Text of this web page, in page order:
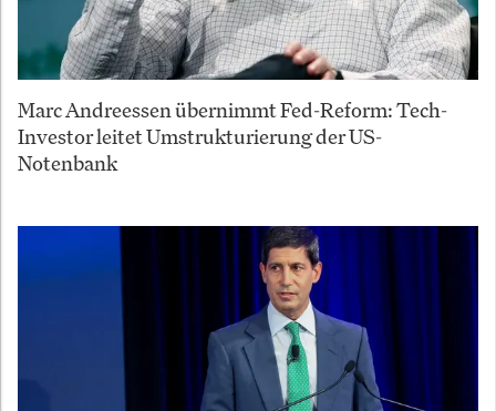
Marc Andreessen übernimmt Fed-Reform: Tech-
Investor leitet Umstrukturierung der US-
Notenbank